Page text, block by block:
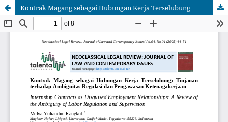
Kontrak Magang sebagai Hubungan Kerja Terselubung